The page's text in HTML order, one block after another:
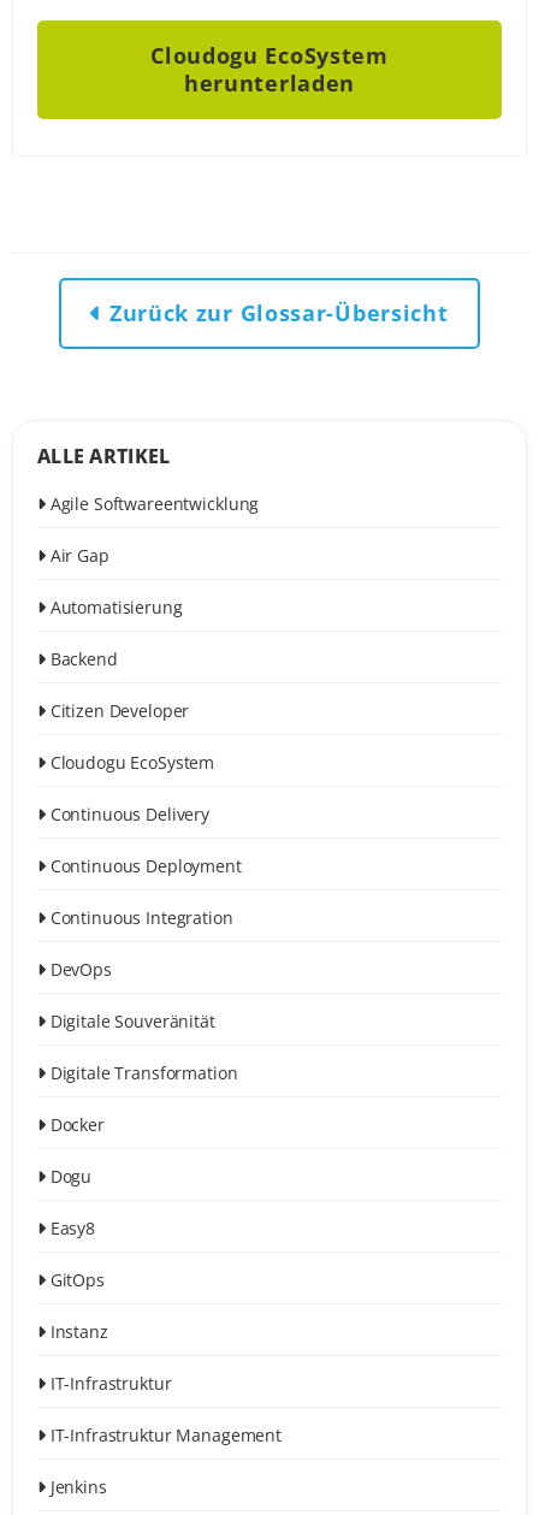
Cloudogu EcoSystem
herunterladen
Zurück zur Glossar-Übersicht
ALLE ARTIKEL
Agile Softwareentwicklung
Air Gap
Automatisierung
Backend
Citizen Developer
Cloudogu EcoSystem
Continuous Delivery
Continuous Deployment
Continuous Integration
DevOps
Digitale Souveränität
Digitale Transformation
Docker
Dogu
Easy8
GitOps
Instanz
IT-Infrastruktur
IT-Infrastruktur Management
Jenkins